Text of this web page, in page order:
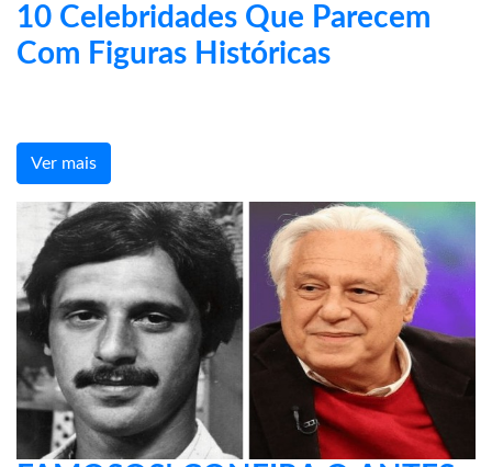
10 Celebridades Que Parecem
Com Figuras Históricas
Ver mais